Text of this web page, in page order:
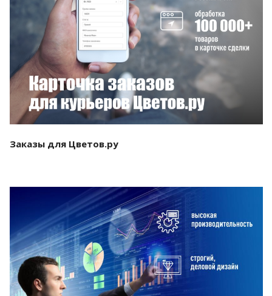
Смотреть проект
Заказы для Цветов.ру
Смотреть проект